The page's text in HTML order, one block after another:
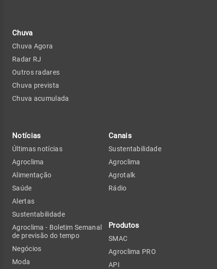
Chuva
Chuva Agora
Radar RJ
Outros radares
Chuva prevista
Chuva acumulada
Notícias
Últimas notícias
Agroclima
Alimentação
Saúde
Alertas
Sustentabilidade
Agroclima - Boletim Semanal
de previsão do tempo
Negócios
Moda
Canais
Sustentabilidade
Agroclima
Agrotalk
Rádio
Produtos
SMAC
Agroclima PRO
API